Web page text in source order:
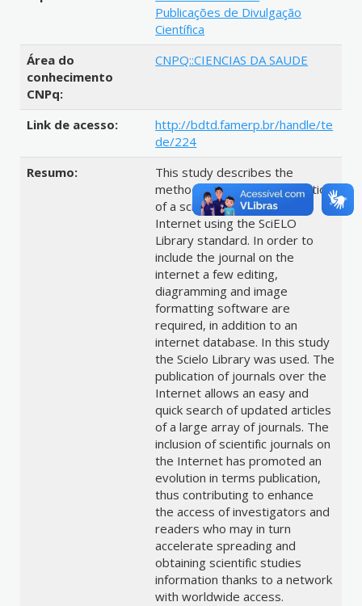
Publicações de Divulgação
Científica
Área do
conhecimento
CNPq:
CNPQ::CIENCIAS DA SAUDE
Link de acesso:
http://bdtd.famerp.br/handle/te
de/224
Resumo:
This study describes the
methodology for the publication
of a scientific journal on the
Internet using the SciELO
Library standard. In order to
include the journal on the
internet a few editing,
diagramming and image
formatting software are
required, in addition to an
internet database. In this study
the Scielo Library was used. The
publication of journals over the
Internet allows an easy and
quick search of updated articles
of a large array of journals. The
inclusion of scientific journals on
the Internet has promoted an
evolution in terms publication,
thus contributing to enhance
the access of investigators and
readers who may in turn
accelerate spreading and
obtaining scientific studies
information thanks to a network
with worldwide access.